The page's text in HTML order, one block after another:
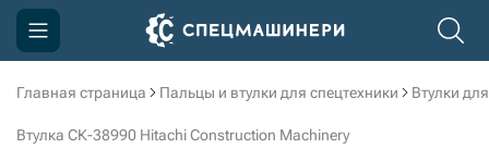
Главная страница Пальцы и втулки для спецтехники Втулки
Втулка СК-38990 Hitachi Construction Machinery
Компания